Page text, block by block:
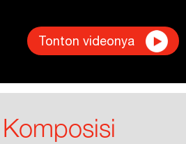
Tonton videonya
Komposisi